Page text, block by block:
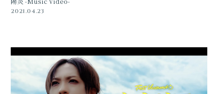
会員登録 ログイン
2021.04.23